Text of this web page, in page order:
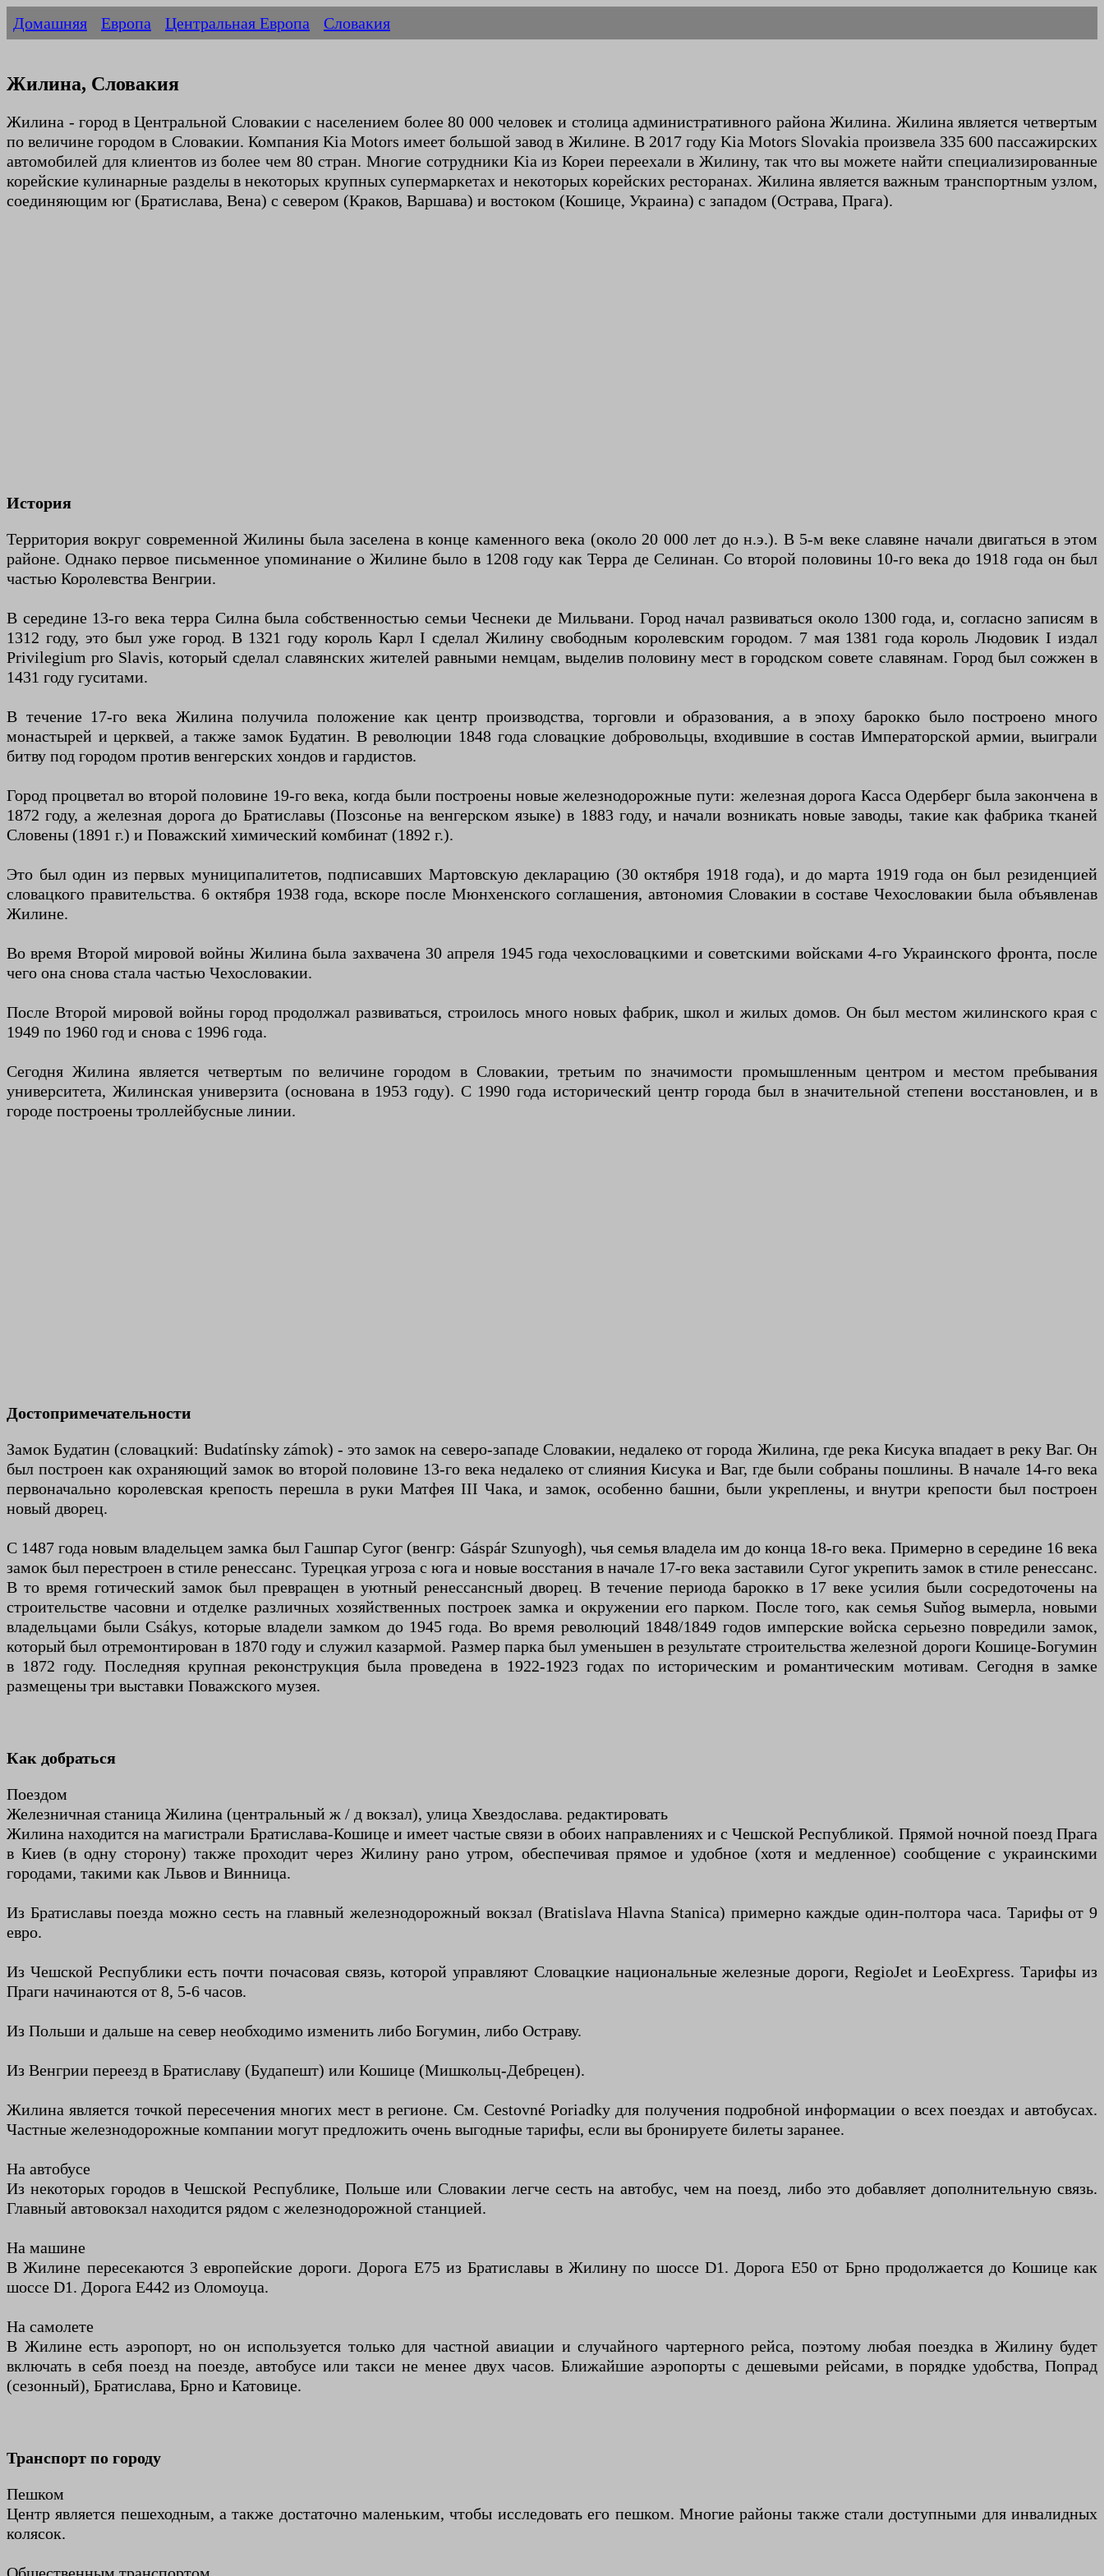
Домашняя Европа Центральная Европа Словакия
Жилина, Словакия
Жилина - город в Центральной Словакии с населением более 80 000 человек и столица административного района Жилина. Жилина является четвертым
по величине городом в Словакии. Компания Kia Motors имеет большой завод в Жилине. В 2017 году Kia Motors Slovakia произвела 335 600 пассажирских
автомобилей для клиентов из более чем 80 стран. Многие сотрудники Kia из Кореи переехали в Жилину, так что вы можете найти специализированные
корейские кулинарные разделы в некоторых крупных супермаркетах и некоторых корейских ресторанах. Жилина является важным транспортным узлом,
соединяющим юг (Братислава, Вена) с севером (Краков, Варшава) и востоком (Кошице, Украина) с западом (Острава, Прага).
История
Территория вокруг современной Жилины была заселена в конце каменного века (около 20 000 лет до н.э.). В 5-м веке славяне начали двигаться в этом
районе. Однако первое письменное упоминание о Жилине было в 1208 году как Терра де Селинан. Со второй половины 10-го века до 1918 года он был
частью Королевства Венгрии.
В середине 13-го века терра Силна была собственностью семьи Чеснеки де Мильвани. Город начал развиваться около 1300 года, и, согласно записям в
1312 году, это был уже город. В 1321 году король Карл I сделал Жилину свободным королевским городом. 7 мая 1381 года король Людовик I издал
Privilegium pro Slavis, который сделал славянских жителей равными немцам, выделив половину мест в городском совете славянам. Город был сожжен в
1431 году гуситами.
В течение 17-го века Жилина получила положение как центр производства, торговли и образования, а в эпоху барокко было построено много
монастырей и церквей, а также замок Будатин. В революции 1848 года словацкие добровольцы, входившие в состав Императорской армии, выиграли
битву под городом против венгерских хондов и гардистов.
Город процветал во второй половине 19-го века, когда были построены новые железнодорожные пути: железная дорога Касса Одерберг была закончена в
1872 году, а железная дорога до Братиславы (Позсонье на венгерском языке) в 1883 году, и начали возникать новые заводы, такие как фабрика тканей
Словены (1891 г.) и Поважский химический комбинат (1892 г.).
Это был один из первых муниципалитетов, подписавших Мартовскую декларацию (30 октября 1918 года), и до марта 1919 года он был резиденцией
словацкого правительства. 6 октября 1938 года, вскоре после Мюнхенского соглашения, автономия Словакии в составе Чехословакии была объявлена ​​в
Жилине.
Во время Второй мировой войны Жилина была захвачена 30 апреля 1945 года чехословацкими и советскими войсками 4-го Украинского фронта, после
чего она снова стала частью Чехословакии.
После Второй мировой войны город продолжал развиваться, строилось много новых фабрик, школ и жилых домов. Он был местом жилинского края с
1949 по 1960 год и снова с 1996 года.
Сегодня Жилина является четвертым по величине городом в Словакии, третьим по значимости промышленным центром и местом пребывания
университета, Жилинская универзита (основана в 1953 году). С 1990 года исторический центр города был в значительной степени восстановлен, и в
городе построены троллейбусные линии.
Достопримечательности
Замок Будатин (словацкий: Budatínsky zámok) - это замок на северо-западе Словакии, недалеко от города Жилина, где река Кисука впадает в реку Ваг. Он
был построен как охраняющий замок во второй половине 13-го века недалеко от слияния Кисука и Ваг, где были собраны пошлины. В начале 14-го века
первоначально королевская крепость перешла в руки Матфея III Чака, и замок, особенно башни, были укреплены, и внутри крепости был построен
новый дворец.
С 1487 года новым владельцем замка был Гашпар Сугог (венгр: Gáspár Szunyogh), чья семья владела им до конца 18-го века. Примерно в середине 16 века
замок был перестроен в стиле ренессанс. Турецкая угроза с юга и новые восстания в начале 17-го века заставили Сугог укрепить замок в стиле ренессанс.
В то время готический замок был превращен в уютный ренессансный дворец. В течение периода барокко в 17 веке усилия были сосредоточены на
строительстве часовни и отделке различных хозяйственных построек замка и окружении его парком. После того, как семья Suňog вымерла, новыми
владельцами были Csákys, которые владели замком до 1945 года. Во время революций 1848/1849 годов имперские войска серьезно повредили замок,
который был отремонтирован в 1870 году и служил казармой. Размер парка был уменьшен в результате строительства железной дороги Кошице-Богумин
в 1872 году. Последняя крупная реконструкция была проведена в 1922-1923 годах по историческим и романтическим мотивам. Сегодня в замке
размещены три выставки Поважского музея.
Как добраться
Поездом
Железничная станица Жилина (центральный ж / д вокзал), улица Хвездослава. редактировать
Жилина находится на магистрали Братислава-Кошице и имеет частые связи в обоих направлениях и с Чешской Республикой. Прямой ночной поезд Прага
в Киев (в одну сторону) также проходит через Жилину рано утром, обеспечивая прямое и удобное (хотя и медленное) сообщение с украинскими
городами, такими как Львов и Винница.
Из Братиславы поезда можно сесть на главный железнодорожный вокзал (Bratislava Hlavna Stanica) примерно каждые один-полтора часа. Тарифы от 9
евро.
Из Чешской Республики есть почти почасовая связь, которой управляют Словацкие национальные железные дороги, RegioJet и LeoExpress. Тарифы из
Праги начинаются от 8, 5-6 часов.
Из Польши и дальше на север необходимо изменить либо Богумин, либо Остраву.
Из Венгрии переезд в Братиславу (Будапешт) или Кошице (Мишкольц-Дебрецен).
Жилина является точкой пересечения многих мест в регионе. См. Cestovné Poriadky для получения подробной информации о всех поездах и автобусах.
Частные железнодорожные компании могут предложить очень выгодные тарифы, если вы бронируете билеты заранее.
На автобусе
Из некоторых городов в Чешской Республике, Польше или Словакии легче сесть на автобус, чем на поезд, либо это добавляет дополнительную связь.
Главный автовокзал находится рядом с железнодорожной станцией.
На машине
В Жилине пересекаются 3 европейские дороги. Дорога E75 из Братиславы в Жилину по шоссе D1. Дорога E50 от Брно продолжается до Кошице как
шоссе D1. Дорога E442 из Оломоуца.
На самолете
В Жилине есть аэропорт, но он используется только для частной авиации и случайного чартерного рейса, поэтому любая поездка в Жилину будет
включать в себя поезд на поезде, автобусе или такси не менее двух часов. Ближайшие аэропорты с дешевыми рейсами, в порядке удобства, Попрад
(сезонный), Братислава, Брно и Катовице.
Транспорт по городу
Пешком
Центр является пешеходным, а также достаточно маленьким, чтобы исследовать его пешком. Многие районы также стали доступными для инвалидных
колясок.